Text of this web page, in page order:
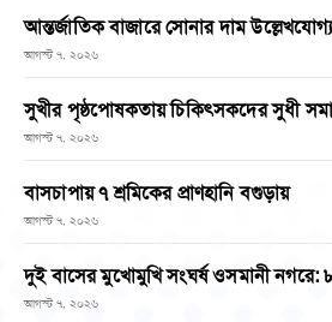
আন্তর্জাতিক বাজারে সোনার দাম
আগস্ট ৭, ২০২৬
সুখীর পৃষ্ঠপোষকতায় চিকিৎসকদের সুধী
আগস্ট ৭, ২০২৬
বাসচাপায় ৭ শ্রমিকের প্রাণহানি বগুড়ায়
আগস্ট ৭, ২০২৬
দুই বাসের মুখোমুখি সংঘর্ষ ওসমানী নগরে:
আগস্ট ৭, ২০২৬